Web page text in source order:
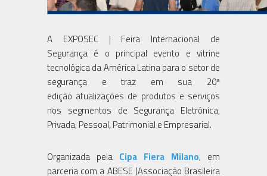
A EXPOSEC | Feira Internacional de
Segurança é o principal evento e vitrine
tecnológica da América Latina para o setor de
segurança e traz em sua 20ª
edição atualizações de produtos e serviços
nos segmentos de Segurança Eletrônica,
Privada, Pessoal, Patrimonial e Empresarial.
Organizada pela Cipa Fiera Milano, em
parceria com a ABESE (Associação Brasileira